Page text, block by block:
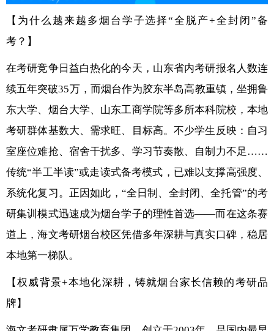
【为什么越来越多烟台学子选择“全脱产+全封闭”备
考？】
在考研竞争日益白热化的今天，山东省内考研报名人数连
续五年突破35万，而烟台作为胶东半岛高教重镇，坐拥鲁
东大学、烟台大学、山东工商学院等多所本科院校，本地
考研群体基数大、需求旺、目标高。不少学生反映：自习
室座位难抢、宿舍干扰多、学习节奏散、自制力不足……
传统“半工半读”或走读式备考模式，已难以支撑高强度、
系统化复习。正因如此，“全日制、全封闭、全托管”的考
研集训模式迅速成为烟台学子的理性首选——而在这条赛
道上，海文考研烟台校区凭借多年深耕与真实口碑，稳居
本地第一梯队。
【权威背景+本地化深耕，铸就烟台家长信赖的考研品
牌】